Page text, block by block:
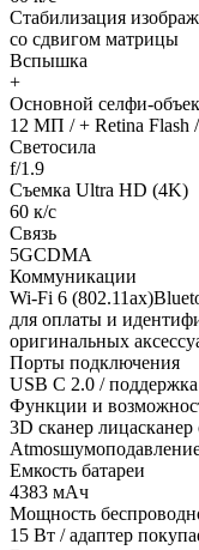
Стабилизация
со сдвигом матрицы
Вспышка
+
Основной селфи-
12 МП / + Retina Flash /
Светосила
f/1.9
Съемка Ultra HD (4K)
60 к/с
Связь
5GCDMA
Коммуникации
Wi-Fi 6
для оплаты и
оригинальных
Порты подключения
USB C 2.0 /
Функции и
3D сканер лицасканер
Емкость батареи
4383 мАч
Мощность
15 Вт / адаптер